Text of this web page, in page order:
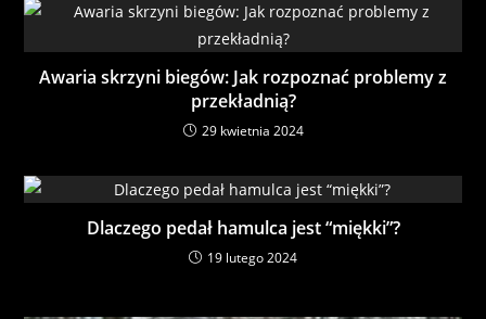
Awaria skrzyni biegów: Jak rozpoznać problemy z
przekładnią?
29 kwietnia 2024
Dlaczego pedał hamulca jest “miękki”?
19 lutego 2024